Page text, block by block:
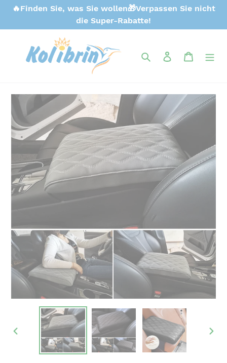
Direkt
Inhalt
🔥Finden Sie, was Sie wollen🎁Verpassen Sie nicht
die Super-Rabatte!
SuchenEinloggen
VORHERIGER
SCHIEBER